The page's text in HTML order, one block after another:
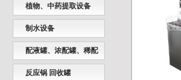
植物、中药提取设备
制水设备
配液罐、浓配罐、稀配
罐
反应锅 回收罐